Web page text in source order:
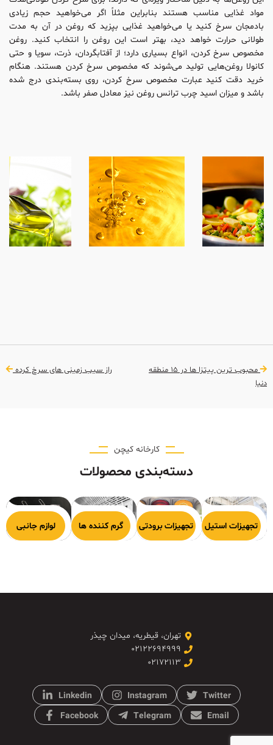
مواد غذایی مناسب هستند بنابراین مثلاً اگر می‌خواهید حجم زیادی
بادمجان سرخ کنید یا می‌خواهید غذایی بپزید که روغن در آن به مدت
طولانی حرارت خواهد دید، بهتر است این روغن را انتخاب کنید. روغن
مخصوص سرخ کردن، انواع بسیاری دارد؛ از آفتابگردان، ذرت، سویا و حتی
کانولا روغن‌هایی تولید می‌شوند که مخصوص سرخ کردن هستند. هنگام
خرید دقت کنید عبارت مخصوص سرخ کردن، روی بسته‌بندی درج شده
باشد و میزان اسید چرب ترانس روغن نیز معادل صفر باشد.
محبوب ترین پیتزا ها در 15 منطقه
دنیا
راز سیب زمینی های سرخ کرده
کارخانه کیچن
دسته‌بندی محصولات
پخت
تجهیزات استیل
تجهیزات برودتی گرم کننده ها لوازم جانبی
تهران، قیطریه، میدان چیذر
۰۲۱۲۲۶۹۴۹۹۹
۰۲۱۷۲۱۱۳
Linkedin Instagram
Twitter
Facebook
Telegram Email